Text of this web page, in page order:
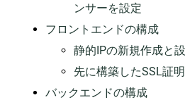
ンサーを設定
フロントエンドの構成
静的IPの新規作成と
先に構築したSSL証
バックエンドの構成